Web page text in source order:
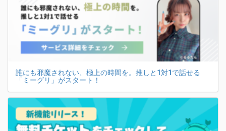
誰にも邪魔されない、極上の時間を。推しと1対1で話せる
「ミーグリ」がスタート！